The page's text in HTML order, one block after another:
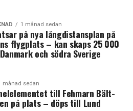
har gjort med förslag
Utredningen startade för
kom en ny uppdatering.
i förprojekteringen och har
att vi har gjort hemläxan i
I utredningen tar vi
nytta av andra
svensk och dansk sida
1 månad sedan
på nya långdistansplan på
flygplats – kan skaps 25 000
och södra Sverige
månad sedan
till Fehmarn Bält-
på plats – döps till Lund